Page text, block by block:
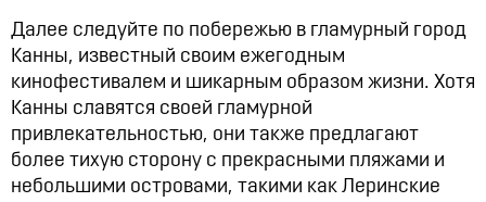
Далее следуйте по побережью в гламурный город
Канны, известный своим ежегодным
кинофестивалем и шикарным образом жизни. Хотя
Канны славятся своей гламурной
привлекательностью, они также предлагают
более тихую сторону с прекрасными пляжами и
небольшими островами, такими как Леринские